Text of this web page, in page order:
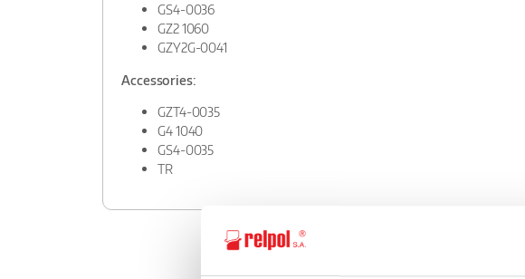
GS4-0036
GZ2 1060
GZY2G-0041
Accessories:
GZT4-0035
G4 1040
GS4-0035
TR